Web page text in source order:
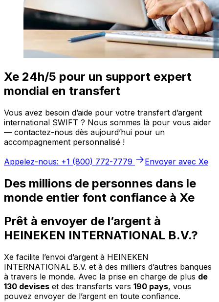
Xe 24h/5 pour un support expert
mondial en transfert
Vous avez besoin d’aide pour votre transfert d’argent
international SWIFT ? Nous sommes là pour vous aider
— contactez-nous dès aujourd’hui pour un
accompagnement personnalisé !
Appelez-nous: +1 (800) 772-7779
Envoyer avec Xe
Des millions de personnes dans le
monde entier font confiance à Xe
Prêt à envoyer de l’argent à
HEINEKEN INTERNATIONAL B.V.?
Xe facilite l’envoi d’argent à HEINEKEN
INTERNATIONAL B.V. et à des milliers d’autres banques
à travers le monde. Avec la prise en charge de plus de
130 devises et des transferts vers 190 pays, vous
pouvez envoyer de l’argent en toute confiance.